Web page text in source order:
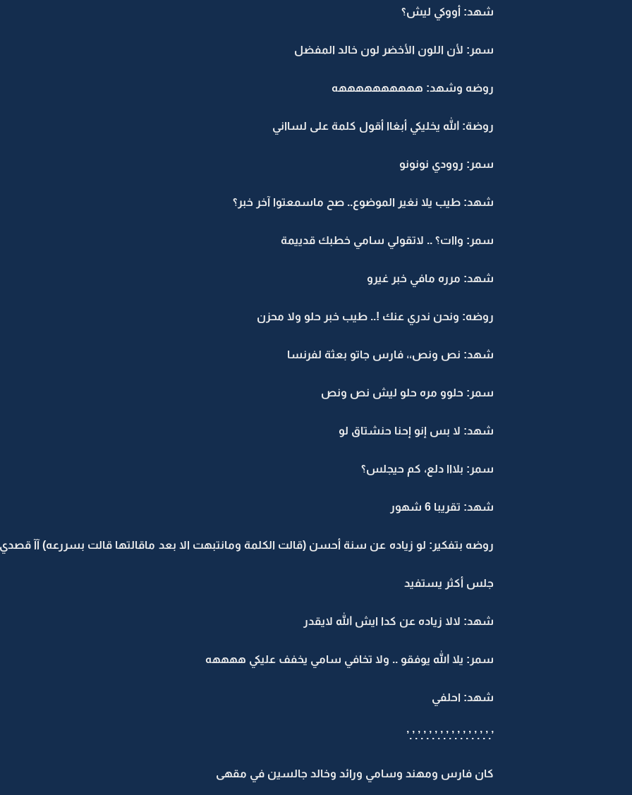
شهد: أووكي ليش؟
سمر: لأن اللون الأخضر لون خالد المفضل
روضه وشهد: ههههههههههه
روضة: الله يخليكي أبغاا أقول كلمة على لسااني
سمر: روودي نونونو
شهد: طيب يلا نغير الموضوع.. صح ماسمعتوا آخر خبر؟
سمر: واات؟ .. لاتقولي سامي خطبك قدييمة
شهد: مرره مافي خبر غيرو
روضه: ونحن ندري عنك !.. طيب خبر حلو ولا محزن
شهد: نص ونص،، فارس جاتو بعثة لفرنسا
سمر: حلوو مره حلو ليش نص ونص
شهد: لا بس إنو إحنا حنشتاق لو
سمر: بلااا دلع، كم حيجلس؟
شهد: تقريبا 6 شهور
جلس أكثر يستفيد
شهد: لالا زياده عن كدا ايش الله لايقدر
سمر: يلا الله يوفقو .. ولا تخافي سامي يخفف عليكي ههههه
شهد: احلفي
’.’.’.’.’.’.’.’.’.’.’.’.’.’.’.’
كان فارس ومهند وسامي ورائد وخالد جالسين في مقهى